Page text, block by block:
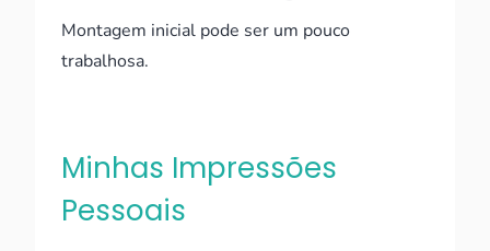
Montagem inicial pode ser um pouco
trabalhosa.
Minhas Impressões
Pessoais